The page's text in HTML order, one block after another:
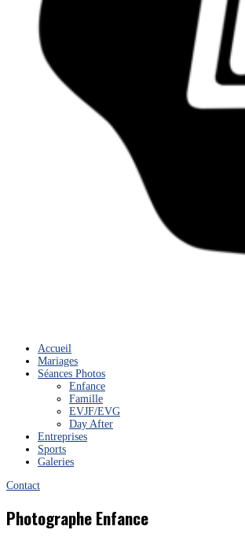
Accueil
Mariages
Séances Photos
Enfance
Famille
EVJF/EVG
Day After
Entreprises
Sports
Galeries
Contact
Photographe Enfance